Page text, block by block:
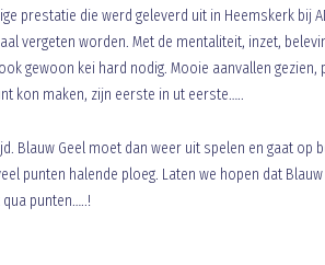
prestatie die werd geleverd uit in Heemskerk bij
vergeten worden. Met de mentaliteit, inzet,
gewoon kei hard nodig. Mooie aanvallen
kon maken, zijn eerste in ut eerste…..
Blauw Geel moet dan weer uit spelen en gaat op
punten halende ploeg. Laten we hopen dat
punten…..!